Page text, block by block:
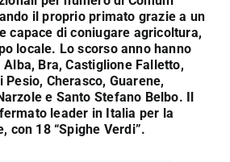
il proprio primato grazie a un
capace di coniugare agricoltura,
locale. Lo scorso anno hanno
Bra, Castiglione Falletto,
Pesio, Cherasco, Guarene,
e Santo Stefano Belbo. Il
leader in Italia per la
con 18 “Spighe Verdi”.